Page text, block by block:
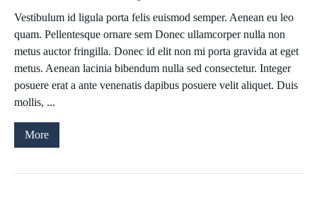
Vestibulum id ligula porta felis euismod semper. Aenean eu leo
quam. Pellentesque ornare sem Donec ullamcorper nulla non
metus auctor fringilla. Donec id elit non mi porta gravida at eget
metus. Aenean lacinia bibendum nulla sed consectetur. Integer
posuere erat a ante venenatis dapibus posuere velit aliquet. Duis
mollis, ...
More